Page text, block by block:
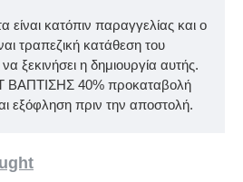
είναι κατόπιν παραγγελίας και ο
τραπεζική κατάθεση του
ξεκινήσει η δημιουργία αυτής.
ΒΑΠΤΙΣΗΣ 40% προκαταβολή
εξόφληση πριν την αποστολή.